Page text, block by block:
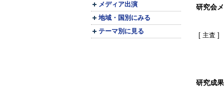
メディア出演
地域・国別にみる
テーマ別に見る
研究会
[ 主査 ]
研究成果